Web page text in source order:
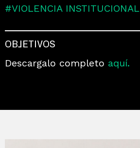
#VIOLENCIA INSTITUCIONAL
OBJETIVOS
Descargalo completo aquí.